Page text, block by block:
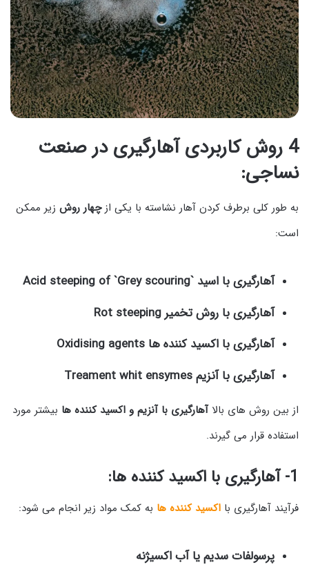
4 روش کاربردی آهارگیری در صنعت
نساجی:
به طور کلی برطرف کردن آهار نشاسته با یکی ازچهار روش زیر ممکن
است:
آهارگیری با اسید `Acid steeping of `Grey scouring
آهارگیری با روش تخمیر Rot steeping
آهارگیری با اکسید کننده ها Oxidising agents
آهارگیری با آنزیم Treament whit ensymes
از بین روش های بالاآهارگیری با آنزیم و اکسید کننده ها بیشتر مورد
استفاده قرار می گیرند.
1- آهارگیری با اکسید کننده ها:
فرآیند آهارگیری با اکسید کننده ها به کمک مواد زیر انجام می شود:
پرسولفات سدیم یا آب اکسیژنه